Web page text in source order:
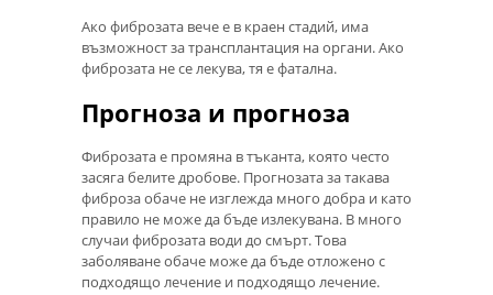
Ако фиброзата вече е в краен стадий, има
възможност за трансплантация на органи. Ако
фиброзата не се лекува, тя е фатална.
Прогноза и прогноза
Фиброзата е промяна в тъканта, която често
засяга белите дробове. Прогнозата за такава
фиброза обаче не изглежда много добра и като
правило не може да бъде излекувана. В много
случаи фиброзата води до смърт. Това
заболяване обаче може да бъде отложено с
подходящо лечение и подходящо лечение.